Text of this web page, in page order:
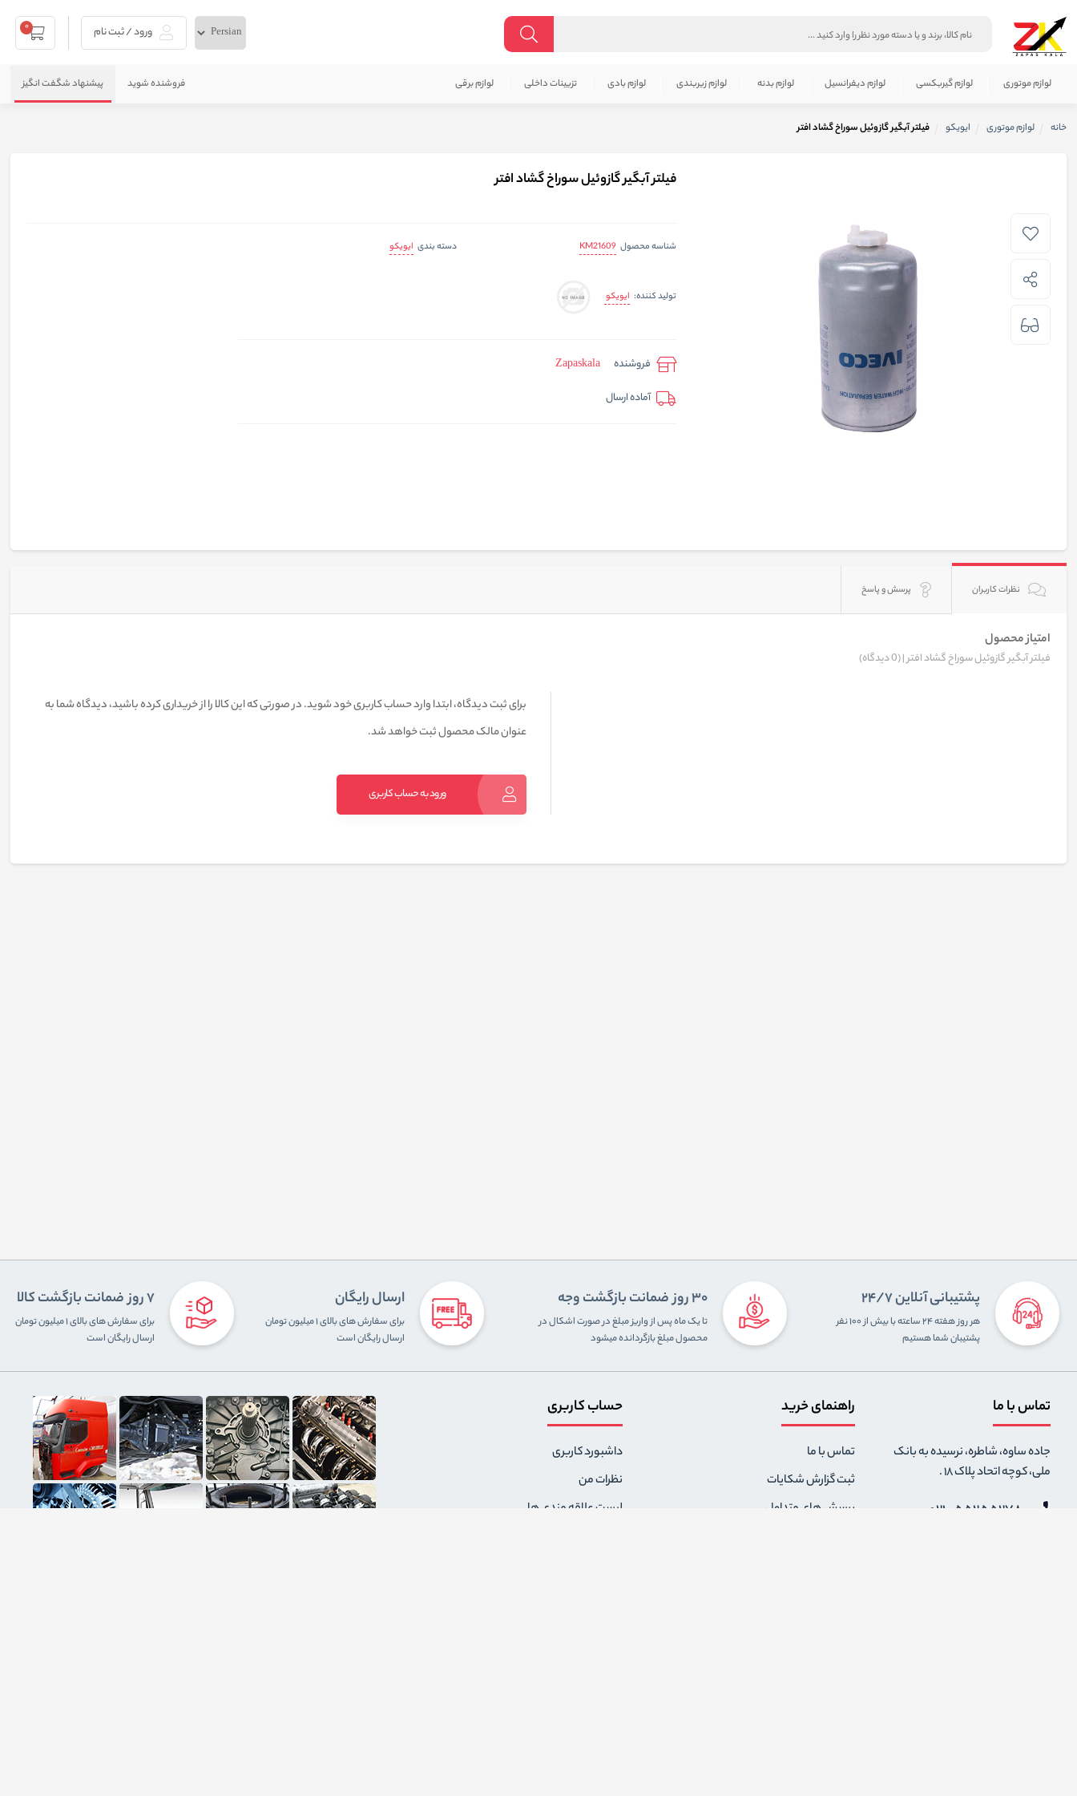
ورود / ثبت نام 0
لوازم موتوری لوازم گیربکسی لوازم دیفرانسیل لوازم بدنه لوازم زیربندی لوازم بادی تزیینات داخلی لوازم برقی فروشنده شوید پیشنهاد شگفت انگیز
خانه لوازم موتوری ایویکو فیلتر آبگیر گازوئیل سوراخ گشاد افتر
فیلتر آبگیر گازوئیل سوراخ گشاد افتر
شناسه محصول KM21609 دسته بندی ایویکو
تولید کننده: ایویکو
فروشنده
Zapaskala
آماده ارسال
نظرات کاربران پرسش و پاسخ
امتیاز محصول
فیلتر آبگیر گازوئیل سوراخ گشاد افتر |(0 دیدگاه)
برای ثبت دیدگاه، ابتدا وارد حساب کاربری خود شوید. در صورتی که این کالا را از خریداری کرده باشید، دیدگاه شما به
عنوان مالک محصول ثبت خواهد شد.
ورود به حساب کاربری
پشتیبانی آنلاین 24/7
هر روز هفته ۲۴ ساعته با بیش از ۱۰۰ نفر
پشتیبان شما هستیم
30 روز ضمانت بازگشت وجه
تا یک ماه پس از واریز مبلغ در صورت اشکال در
محصول مبلغ بازگردانده میشود
ارسال رایگان
برای سفارش های بالای ۱ میلیون تومان
ارسال رایگان است
7 روز ضمانت بازگشت کالا
برای سفارش های بالای ۱ میلیون تومان
ارسال رایگان است
تماس با ما
جاده ساوه، شاطره، نرسیده به بانک
ملی، کوچه اتحاد پلاک 18 .
021-55255278
راهنمای خرید
تماس با ما
ثبت گزارش شکایات
پرسش های متداول
حساب کاربری
داشبورد کاربری
نظرات من
لیست علاقه مندی ها